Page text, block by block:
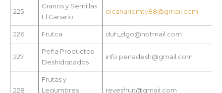
225
Granos y Semillas
El Canario
elcanariomty88@gmail.com
226 Frutca duh_dgo@hotmail.com
227
Peña Productos
Deshidratados
info.penadesh@gmail.com
228
Frutas y
Legumbres
reyesfruit@gmail.com